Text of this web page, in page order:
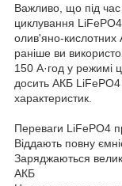
Важливо, що під час
циклування
олив'яно-
раніше ви
150 А·год у режимі
досить АКБ LiFePO4
характеристик.
Переваги LiFePO4
Віддають повну
Заряджаються
АКБ